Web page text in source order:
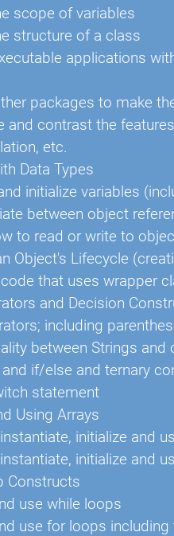
scope of variables
structure of a class
applications
packages to make
and contrast the
etc.
Data Types
initialize variables
between object
to read or write to
Object's Lifecycle
that uses wrapper
and Decision
including
between Strings
if/else and ternary
statement
Using Arrays
initialize and
initialize and
Constructs
use while loops
use for loops